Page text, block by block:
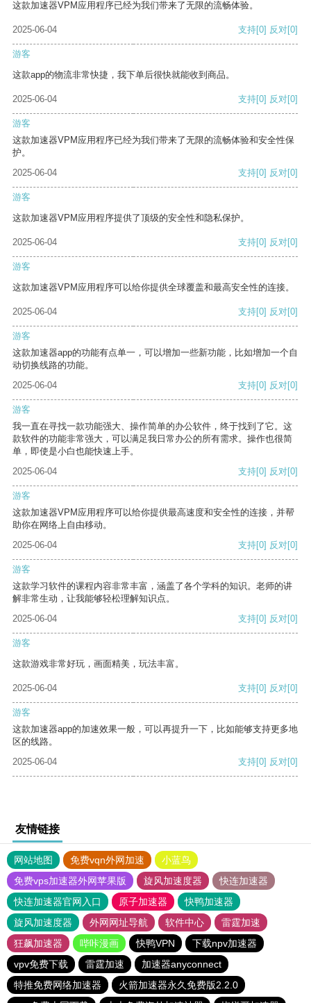
这款加速器VPM应用程序已经为我们带来了无限的流畅体验。
2025-06-04 支持[0] 反对[0]
游客
这款app的物流非常快捷，我下单后很快就能收到商品。
2025-06-04 支持[0] 反对[0]
游客
这款加速器VPM应用程序已经为我们带来了无限的流畅体验和安全性保
护。
2025-06-04
支持[0] 反对[0]
游客
这款加速器VPM应用程序提供了顶级的安全性和隐私保护。
2025-06-04 支持[0] 反对[0]
游客
这款加速器VPM应用程序可以给你提供全球覆盖和最高安全性的连接。
2025-06-04 支持[0] 反对[0]
游客
这款加速器app的功能有点单一，可以增加一些新功能，比如增加一个自
动切换线路的功能。
2025-06-04
支持[0] 反对[0]
游客
我一直在寻找一款功能强大、操作简单的办公软件，终于找到了它。这
款软件的功能非常强大，可以满足我日常办公的所有需求。操作也很简
单，即使是小白也能快速上手。
2025-06-04
支持[0] 反对[0]
游客
这款加速器VPM应用程序可以给你提供最高速度和安全性的连接，并帮
助你在网络上自由移动。
2025-06-04
支持[0] 反对[0]
游客
这款学习软件的课程内容非常丰富，涵盖了各个学科的知识。老师的讲
解非常生动，让我能够轻松理解知识点。
2025-06-04
支持[0] 反对[0]
游客
这款游戏非常好玩，画面精美，玩法丰富。
2025-06-04 支持[0] 反对[0]
游客
这款加速器app的加速效果一般，可以再提升一下，比如能够支持更多地
区的线路。
2025-06-04
支持[0] 反对[0]
友情链接
网站地图 免费vqn外网加速
小蓝鸟
免费vps加速器外网苹果版
旋风加速度器
快连加速器
快连加速器官网入口
原子加速器
快鸭加速器
旋风加速度器
外网网址导航 软件中心
雷霆加速
狂飙加速器
哔咔漫画 快鸭VPN
下载npv加速器
vpv免费下载
雷霆加速
加速器anyconnect
特推免费网络加速器
火箭加速器永久免费版2.2.0